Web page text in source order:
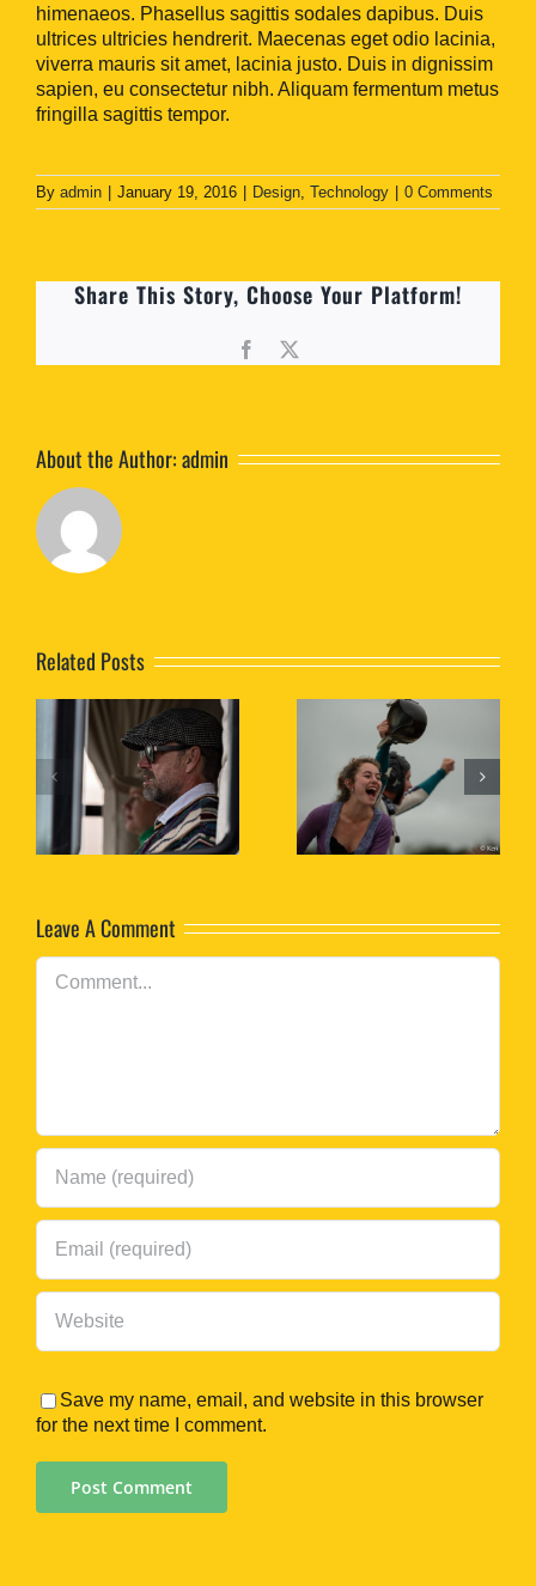
himenaeos. Phasellus sagittis sodales dapibus. Duis
ultrices ultricies hendrerit. Maecenas eget odio lacinia,
viverra mauris sit amet, lacinia justo. Duis in dignissim
sapien, eu consectetur nibh. Aliquam fermentum metus
fringilla sagittis tempor.
By admin January 19, 2016 Design Technology 0 Comments
Share This Story, Choose Your Platform!
Facebook
About the Author:admin
Related Posts
Vivamus ut
magna turpis
Aliquam luctus
sem massa
Leave A Comment
Comment
Save my name, email, and website in this browser
for the next time I comment.